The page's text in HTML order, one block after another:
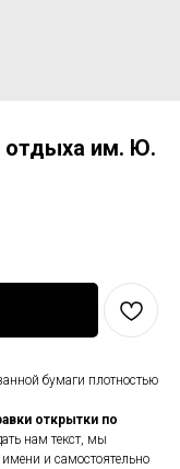
отдыха им. Ю.
бумаги плотностью
открытки по
нам текст, мы
и самостоятельно